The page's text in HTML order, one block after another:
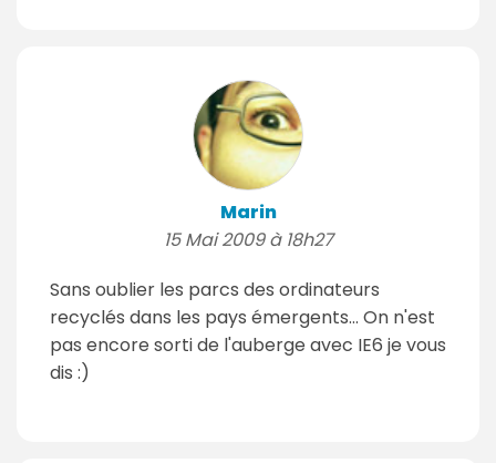
Marin
15 Mai 2009 à 18h27
Sans oublier les parcs des ordinateurs
recyclés dans les pays émergents... On n'est
pas encore sorti de l'auberge avec IE6 je vous
dis :)